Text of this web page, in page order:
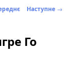
Наступне →
Го